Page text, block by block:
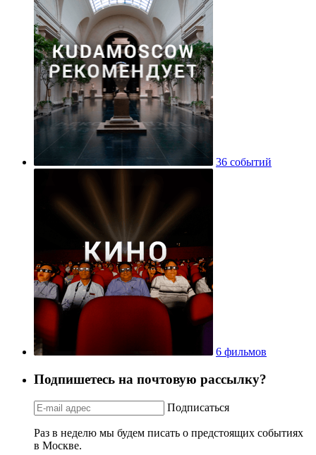
36 событий
6 фильмов
Подпишетесь на почтовую рассылку?
Подписаться
Раз в неделю мы будем писать о предстоящих событиях
в Москве.